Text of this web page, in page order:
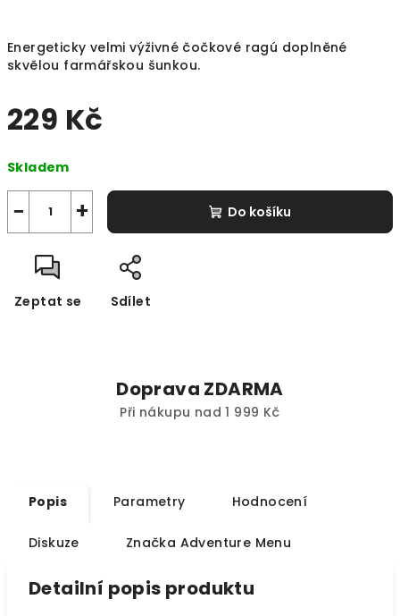
Energeticky velmi výživné čočkové ragú doplněné
skvělou farmářskou šunkou.
229 Kč
cena:
Skladem
+
− Do košíku
Zeptat se Sdílet
Doprava ZDARMA
Při nákupu nad 1 999 Kč
Popis Parametry Hodnocení
Diskuze Značka Adventure Menu
Detailní popis produktu